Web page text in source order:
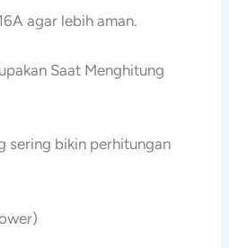
agar lebih aman.
Saat Menghitung
sering bikin perhitungan